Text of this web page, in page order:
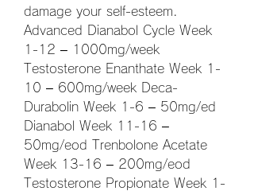
damage your self-esteem.
Advanced Dianabol Cycle Week
1-12 – 1000mg/week
Testosterone Enanthate Week 1-
10 – 600mg/week Deca-
Durabolin Week 1-6 – 50mg/ed
Dianabol Week 11-16 –
50mg/eod Trenbolone Acetate
Week 13-16 – 200mg/eod
Testosterone Propionate Week 1-